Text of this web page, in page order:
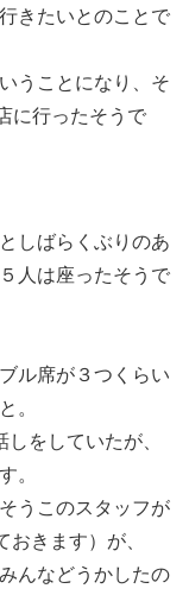
きたいとのことで
うことになり、そ
に行ったそうで
しばらくぶりのあ
人は座ったそうで
ル席が３つくらい
。
をしていたが、
。
うこのスタッフが
きます）が、
んなどうかしたの